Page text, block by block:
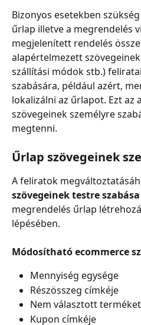
Bizonyos esetekben
űrlap illetve a megrendelés
megjelenített rendelés
alapértelmezett
szállítási módok stb.)
szabására, például azért,
lokalizálni az űrlapot. Ezt
szövegeinek személyre
megtenni.
Űrlap szövegeinek
A feliratok
szövegeinek testre szabása
megrendelés űrlap
lépésében.
Módosítható ecommerce
Mennyiség egysége
Részösszeg címkéje
Nem választott
Kupon címkéje